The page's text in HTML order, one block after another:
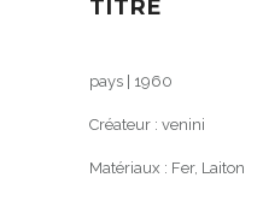
TITRE
pays | 1960
Créateur : venini
Matériaux : Fer, Laiton